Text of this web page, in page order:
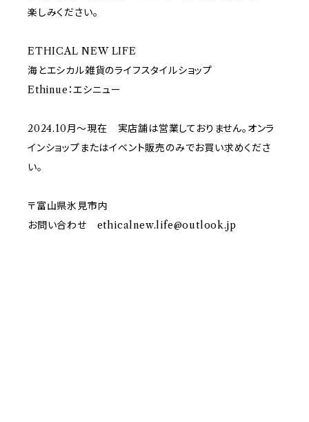
楽しみください。
ETHICAL NEW LIFE
海とエシカル雑貨のライフスタイルショップ
Ethinue：エシニュー
2024.10月〜現在 実店舗は営業しておりません。オンラ
インショップまたはイベント販売のみでお買い求めくださ
い。
〒富山県氷見市内
お問い合わせ ethicalnew.life@outlook.jp